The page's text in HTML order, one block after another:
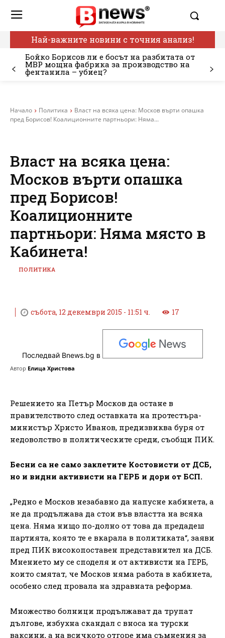
Най-важните новини с точния анализ!
Бойко Борисов ли е босът на разбитата от
МВР мощна фабрика за производство на
фентанила – убиец?
Начало Политика
Власт на всяка цена: Москов върти опашка
пред Борисов! Коалиционните партньори: Няма...
Власт на всяка цена:
Москов върти опашка
пред Борисов!
Коалиционните
партньори: Няма място в
Кабинета!
ПОЛИТИКА
събота, 12 декември 2015 - 11:51 ч. 17
Последвай Bnews.bg в
Автор Елица Христова
Решението на Петър Москов да остане в
правителството след оставката на протестъра-
министър Христо Иванов, предизвиква буря от
недоволство в политическите среди, съобщи ПИК.
Бесни са не само заклетите Костовисти от ДСБ,
но и видни активисти на ГЕРБ и дори от БСП.
„Редно е Москов незабавно да напусне кабинета, а
не да продължава да стои във властта на всяка
цена. Няма нищо по-долно от това да предадеш
партията, която те е вкарала в политиката“, заяви
пред ПИК високопоставен представнител на ДСБ.
Мнението му се споделя и от активисти на ГЕРБ,
които смятат, че Москов няма работа в кабинета,
особено след провала на здравната реформа.
Множество болници продължават да трупат
дългове, избухна скандал с вноса на турски
ваксини, а на всичкото отгоре има съмнения за